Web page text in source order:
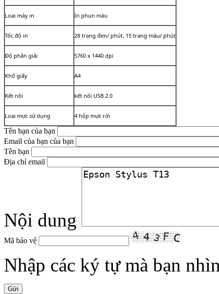
Loại máy in In phun màu
Tốc độ in 28 trang đen/ phút, 15 trang màu/ phút
Độ phân giải 5760 x 1440 dpi
Khổ giấy A4
Kết nối kết nối USB 2.0
Loại mực sử dụng 4 hộp mực rời
Tên bạn của bạn
Email của bạn của bạn
Tên bạn
Địa chỉ email
Nội dung
Mã bảo vệ
Nhập các ký tự mà bạn